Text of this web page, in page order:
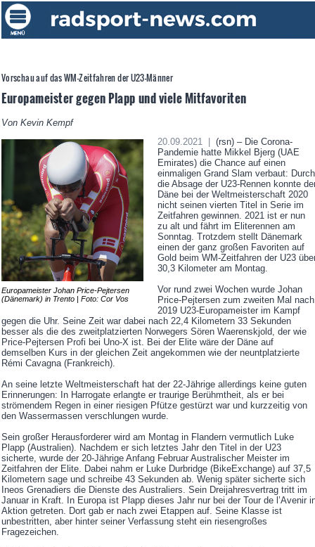
Vorschau auf das WM-Zeitfahren der U23-Männer
Europameister gegen Plapp und viele Mitfavoriten
Von Kevin Kempf
Europameister Johan Price-Pejtersen
(Dänemark) in Trento | Foto: Cor Vos
20.09.2021 |
(rsn) – Die Corona-
Pandemie hatte Mikkel Bjerg (UAE
Emirates) die Chance auf einen
einmaligen Grand Slam verbaut: Durch
die Absage der U23-Rennen konnte
Däne bei der Weltmeisterschaft 2020
nicht seinen vierten Titel in Serie im
Zeitfahren gewinnen. 2021 ist er nun
zu alt und fährt im Eliterennen am
Sonntag. Trotzdem stellt Dänemark
einen der ganz großen Favoriten auf
Gold beim WM-Zeitfahren der U23
30,3 Kilometer am Montag.
Vor rund zwei Wochen wurde Johan
Price-Pejtersen zum zweiten Mal nach
2019 U23-Europameister im Kampf
gegen die Uhr. Seine Zeit war dabei nach 22,4 Kilometern 33 Sekunden
besser als die des zweitplatzierten Norwegers Sören Waerenskjold, der wie
Price-Pejtersen Profi bei Uno-X ist. Bei der Elite wäre der Däne auf
demselben Kurs in der gleichen Zeit angekommen wie der neuntplatzierte
Rémi Cavagna (Frankreich).
An seine letzte Weltmeisterschaft hat der 22-Jährige allerdings keine guten
Erinnerungen: In Harrogate erlangte er traurige Berühmtheit, als er bei
strömendem Regen in einer riesigen Pfütze gestürzt war und kurzzeitig von
den Wassermassen verschlungen wurde.
Sein großer Herausforderer wird am Montag in Flandern vermutlich Luke
Plapp (Australien). Nachdem er sich letztes Jahr den Titel in der U23
sicherte, wurde der 20-Jährige Anfang Februar Australischer Meister im
Zeitfahren der Elite. Dabei nahm er Luke Durbridge (BikeExchange) auf 37,5
Kilometern sage und schreibe 43 Sekunden ab. Wenig später sicherte sich
Ineos Grenadiers die Dienste des Australiers. Sein Dreijahresvertrag tritt im
Januar in Kraft. In Europa ist Plapp dieses Jahr nur bei der Tour de l’Avenir
Aktion getreten. Dort gab er nach zwei Etappen auf. Seine Klasse ist
unbestritten, aber hinter seiner Verfassung steht ein riesengroßes
Fragezeichen.